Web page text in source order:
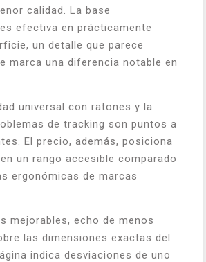
calidad. La base
efectiva en prácticamente
un detalle que parece
marca una diferencia notable en
universal con ratones y la
de tracking son puntos a
El precio, además, posiciona
un rango accesible comparado
ergonómicas de marcas
mejorables, echo de menos
las dimensiones exactas del
indica desviaciones de uno